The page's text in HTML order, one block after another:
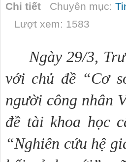
Chi tiết Chuyên mục:
Lượt xem: 1583
Ngày 29/3,
với chủ đề “Cơ
người công nhân
đề tài khoa học
“Nghiên cứu hệ